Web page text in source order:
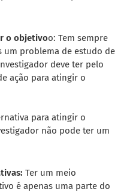
o objetivoo: Tem sempre
um problema de estudo de
deve ter pelo
ação para atingir o
para atingir o
não pode ter um
Ter um meio
é apenas uma parte do